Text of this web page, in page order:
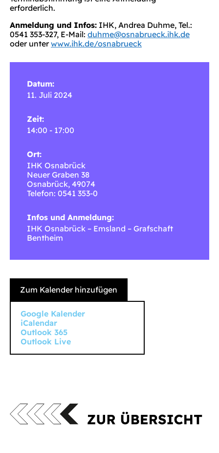
erforderlich.
Anmeldung und Infos: IHK, Andrea Duhme, Tel.:
0541 353-327, E-Mail: duhme@osnabrueck.ihk.de
oder unterwww.ihk.de/osnabrueck
Datum:
11. Juli 2024
Zeit:
14:00 - 17:00
Ort:
IHK Osnabrück
Neuer Graben 38
Osnabrück, 49074
Telefon: 0541 353-0
Infos und Anmeldung:
IHK Osnabrück – Emsland – Grafschaft
Bentheim
Zum Kalender hinzufügen
Google Kalender
iCalendar
Outlook 365
Outlook Live